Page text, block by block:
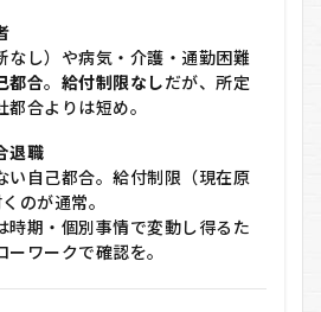
なし）や病気・介護・通勤困難
都合。 給付制限なしだが、所定
合よりは短め。
退職
い自己都合。給付制限（現在原
のが通常。
時期・個別事情で変動し得るた
ワークで確認を。